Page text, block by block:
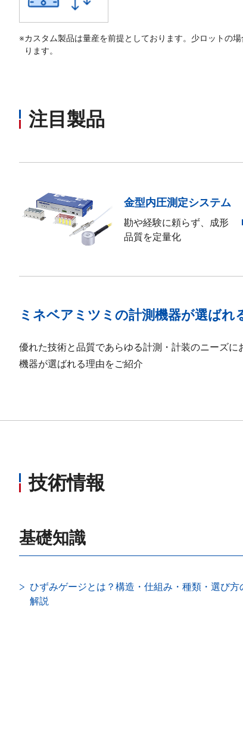
※カスタム製品は量産を前提としております。少ロットの
ります。
注目製品
金型内圧測定システム
勘や経験に頼らず、成形
品質を定量化
ミネベアミツミの計測機器が選ばれ
優れた技術と品質であらゆる計測・計装のニーズに
機器が選ばれる理由をご紹介
技術情報
基礎知識
ひずみゲージとは？構造・仕組み・種類・選び方
解説